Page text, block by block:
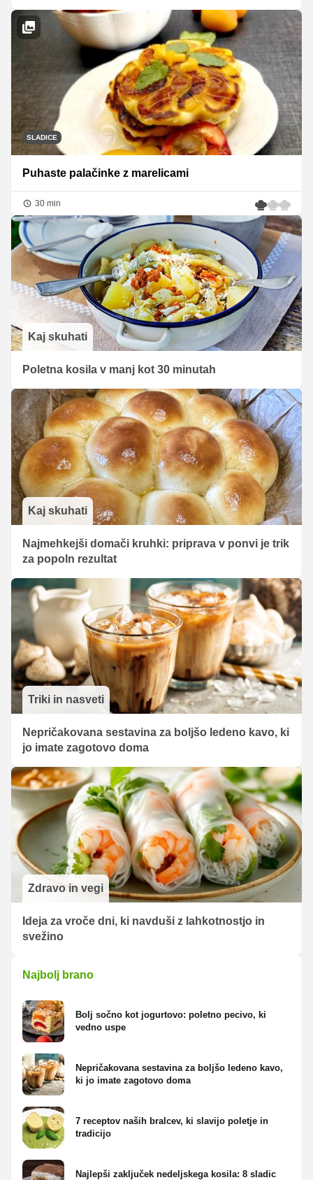
SLADICE
Puhaste palačinke z marelicami
30 min
Kaj skuhati
Poletna kosila v manj kot 30 minutah
Kaj skuhati
Najmehkejši domači kruhki: priprava v ponvi je trik
za popoln rezultat
Triki in nasveti
Nepričakovana sestavina za boljšo ledeno kavo, ki
jo imate zagotovo doma
Zdravo in vegi
Ideja za vroče dni, ki navduši z lahkotnostjo in
svežino
Najbolj brano
Bolj sočno kot jogurtovo: poletno pecivo, ki
vedno uspe
Nepričakovana sestavina za boljšo ledeno kavo,
ki jo imate zagotovo doma
7 receptov naših bralcev, ki slavijo poletje in
tradicijo
Najlepši zaključek nedeljskega kosila: 8 sladic